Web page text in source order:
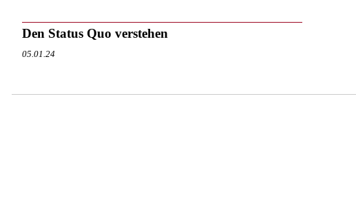
Den Status Quo verstehen
05.01.24